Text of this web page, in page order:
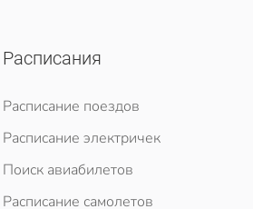
Расписания
Расписание поездов
Расписание электричек
Поиск авиабилетов
Расписание самолетов